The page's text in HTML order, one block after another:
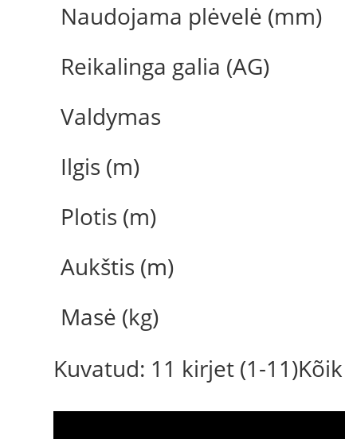
Naudojama plėvelė (mm)
Reikalinga galia (AG)
Valdymas
Ilgis (m)
Plotis (m)
Aukštis (m)
Masė (kg)
Kuvatud: 11 kirjet (1-